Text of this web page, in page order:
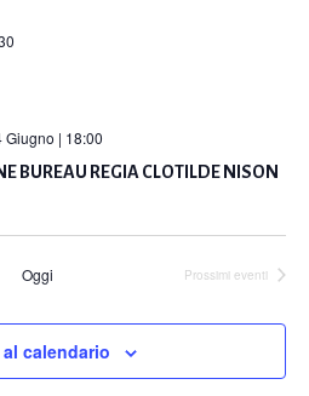
BUREAU REGIA CLOTILDE NISON
Giugno | 18:00
Oggi Prossimi eventi
calendario